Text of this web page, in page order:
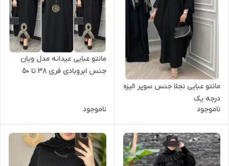
مانتو عبایی نجلا جنس سوپر الیزه
درجه یک
ناموجود
مانتو عبایی عیدانه مدل ویان
جنس ابروبادی فری ۳۸ تا ۵۰
ناموجود